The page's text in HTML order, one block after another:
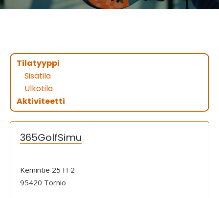
365GolfSimu
Kemintie 25 H 2
95420 Tornio